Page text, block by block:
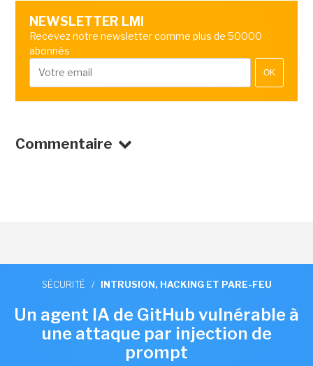
NEWSLETTER LMI
Recevez notre newsletter comme plus de 50000
abonnés
OK
Commentaire
SÉCURITÉ / INTRUSION, HACKING ET PARE-FEU
Un agent IA de GitHub vulnérable à
une attaque par injection de
prompt